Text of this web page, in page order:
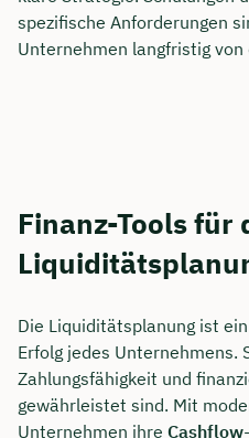
spezifische Anforderungen
Unternehmen langfristig
Finanz-Tools für
Die Liquiditätsplanung ist
Erfolg jedes Unternehmens.
Zahlungsfähigkeit und
gewährleistet sind. Mit
Unternehmen ihre Cashflow